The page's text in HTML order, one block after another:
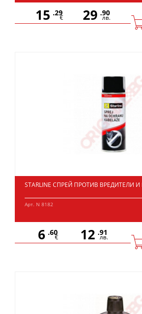
15 .29
€ 29 .90
лв.
STARLINE СПРЕЙ ПРОТИВ ВРЕДИТЕЛИ
Арт. N 8182
6 .60
€ 12 .91
лв.